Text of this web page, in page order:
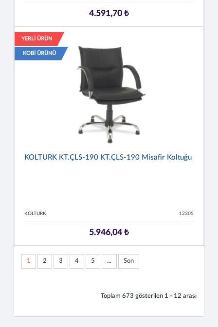
4.591,70 ₺
YERLİ ÜRÜN
KOBİ ÜRÜNÜ
KOLTURK KT.ÇLS-190 KT.ÇLS-190 Misafir Koltuğu
KOLTURK 12305
5.946,04 ₺
1 2 3 4 5 ... Son
Toplam 673 gösterilen 1 - 12 arası